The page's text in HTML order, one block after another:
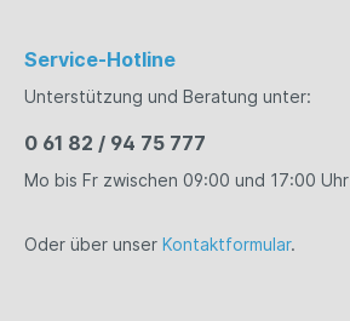
Service-Hotline
Unterstützung und Beratung unter:
0 61 82 / 94 75 777
Mo bis Fr zwischen 09:00 und 17:00 Uhr
Oder über unser Kontaktformular.